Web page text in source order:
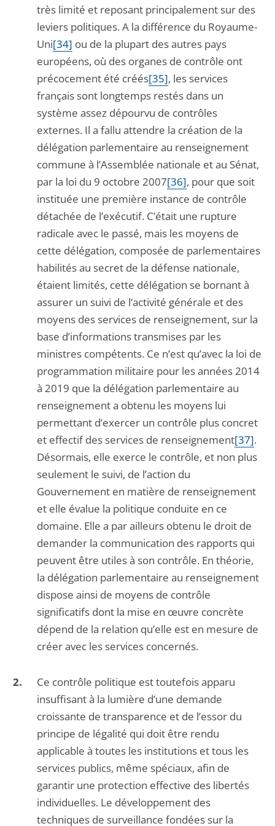
très limité et reposant principalement sur des
leviers politiques. A la différence du Royaume-
Uni[34] ou de la plupart des autres pays
européens, où des organes de contrôle ont
précocement été créés[35], les services
français sont longtemps restés dans un
système assez dépourvu de contrôles
externes. Il a fallu attendre la création de la
délégation parlementaire au renseignement
commune à l’Assemblée nationale et au Sénat,
par la loi du 9 octobre 2007[36], pour que soit
instituée une première instance de contrôle
détachée de l’exécutif. C’était une rupture
radicale avec le passé, mais les moyens de
cette délégation, composée de parlementaires
habilités au secret de la défense nationale,
étaient limités, cette délégation se bornant à
assurer un suivi de l’activité générale et des
moyens des services de renseignement, sur la
base d’informations transmises par les
ministres compétents. Ce n’est qu’avec la loi de
programmation militaire pour les années 2014
à 2019 que la délégation parlementaire au
renseignement a obtenu les moyens lui
permettant d’exercer un contrôle plus concret
et effectif des services de renseignement[37].
Désormais, elle exerce le contrôle, et non plus
seulement le suivi, de l’action du
Gouvernement en matière de renseignement
et elle évalue la politique conduite en ce
domaine. Elle a par ailleurs obtenu le droit de
demander la communication des rapports qui
peuvent être utiles à son contrôle. En théorie,
la délégation parlementaire au renseignement
dispose ainsi de moyens de contrôle
significatifs dont la mise en œuvre concrète
dépend de la relation qu’elle est en mesure de
créer avec les services concernés.
Ce contrôle politique est toutefois apparu
insuffisant à la lumière d’une demande
croissante de transparence et de l’essor du
principe de légalité qui doit être rendu
applicable à toutes les institutions et tous les
services publics, même spéciaux, afin de
garantir une protection effective des libertés
individuelles. Le développement des
techniques de surveillance fondées sur la